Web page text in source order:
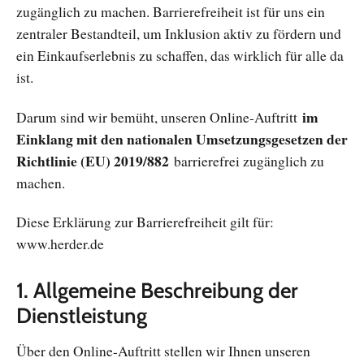
zugänglich zu machen. Barrierefreiheit ist für uns ein
zentraler Bestandteil, um Inklusion aktiv zu fördern und
ein Einkaufserlebnis zu schaffen, das wirklich für alle da
ist.
Darum sind wir bemüht, unseren Online-Auftritt im
Einklang mit den nationalen Umsetzungsgesetzen der
Richtlinie (EU) 2019/882 barrierefrei zugänglich zu
machen.
Diese Erklärung zur Barrierefreiheit gilt für:
www.herder.de
1. Allgemeine Beschreibung der
Dienstleistung
Über den Online-Auftritt stellen wir Ihnen unseren